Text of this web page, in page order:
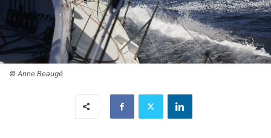
© Anne Beaugé